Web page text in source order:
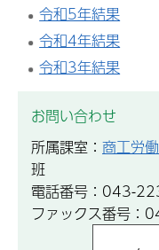
令和5年結果
令和4年結果
令和3年結果
お問い合わせ
所属課室： 商工労
班
電話番号：043-
ファックス番号